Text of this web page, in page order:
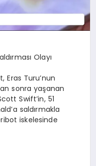
Olayı
Eras Turu’nun
sonra yaşanan
Swift’in, 51
saldırmakla
iskelesinde